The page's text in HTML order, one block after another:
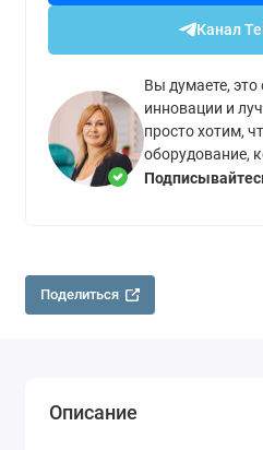
Канал
Вы думаете,
инновации и
просто хотим,
оборудование,
Поделиться
Описание